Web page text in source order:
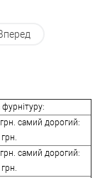
самий дорогий:
самий дорогий: